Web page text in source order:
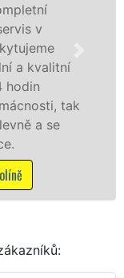
zajišťujeme
okresu Kolín se
sítě EXTRA
stěhovací
víkendů a
Mám zájem o